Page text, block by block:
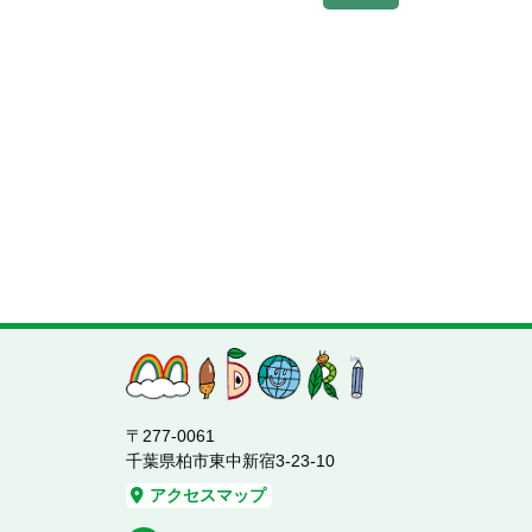
〒277-0061
千葉県柏市東中新宿3-23-10
アクセスマップ